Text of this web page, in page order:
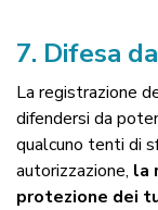
7. Difesa
La registrazione
difendersi da
qualcuno tenti di
autorizzazione, la
protezione dei